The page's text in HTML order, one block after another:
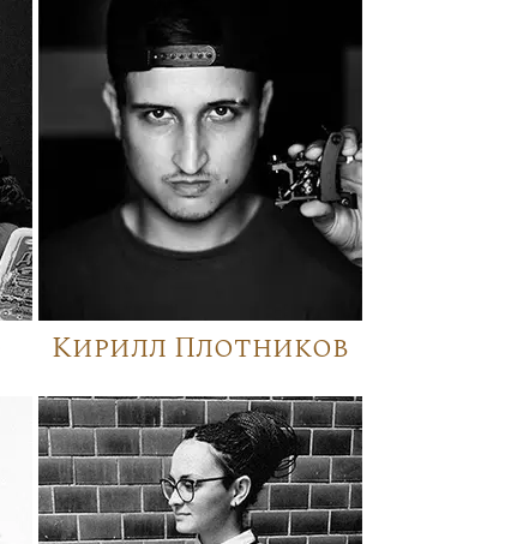
Кирилл Плотников